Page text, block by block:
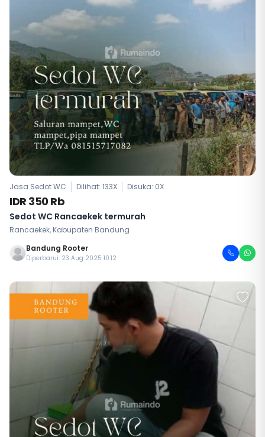
Jasa Sedot WC Dilihat: 133X Disuka: 0X
IDR 350 Rb
Sedot WC Rancaekek termurah
Rancaekek, Kabupaten Bandung
Bandung Rooter
Diperbarui: 23 Aug 2025 10:12